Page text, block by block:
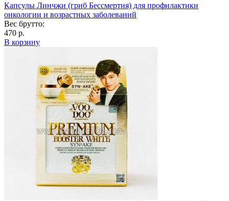
Капсулы Линчжи (гриб Бессмертия) для профилактики
онкологии и возрастных заболеваний
Вес брутто:
470 р.
В корзину